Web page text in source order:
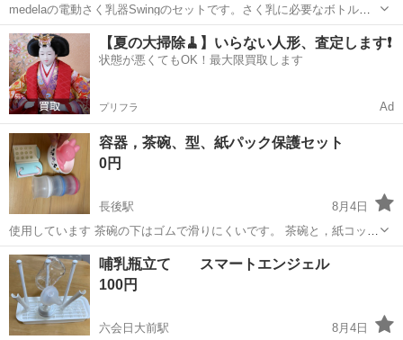
medelaの電動さく乳器Swingのセットです。さく乳に必要なボトル、
チューブ、電源アダプター、スタンド等のパーツが揃っています。 ※
写真に映ってるものが全てです。 取説は検索するとweb上で出てきま
す！ 全て消毒済みで...
神奈川 藤沢市 辻堂駅 ベビー用品
【夏の大掃除🧹】いらない人形、査定します❗️
状態が悪くてもOK！最大限買取します
プリフラ Ad
容器，茶碗、型、紙パック保護セット
0円
長後駅
8月4日
使用しています 茶碗の下はゴムで滑りにくいです。 茶碗と，紙コップ
は2、3回の使用 ※機種や光の関係で写真と色味が若干異なる場合もご
ざいます、ご了承ください 使用感などの感じ方には個人差があります
ので状態を細かく気にさ...
神奈川 藤沢市 長後駅
哺乳瓶立て スマートエンジェル
100円
六会日大前駅
8月4日